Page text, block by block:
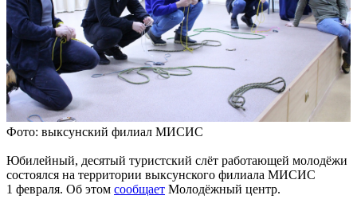
Фото: выксунский филиал МИСИС
Юбилейный, десятый туристский слёт работающей молодёжи
состоялся на территории выксунского филиала МИСИС
1 февраля. Об этом сообщает Молодёжный центр.